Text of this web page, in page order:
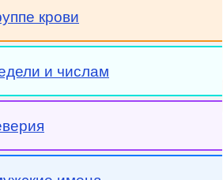
крови
и числам